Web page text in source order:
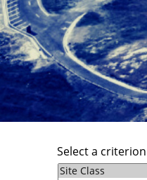
Select a criterion